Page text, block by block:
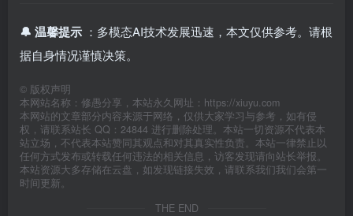
🔔 温馨提示 ：多模态AI技术发展迅速，本文仅供参考。请根
据自身情况谨慎决策。
© 版权声明
本网站名称：修愚分享，本站永久网址：https://xiuyu.com
本网站的文章部分内容来源于网络，仅供大家学习与参考，如有侵
权，请联系站长 QQ：24844 进行删除处理。本站一切资源不代表本
站立场，不代表本站赞同其观点和对其真实性负责。本站一律禁止以
任何方式发布或转载任何违法的相关信息，访客发现请向站长举报。
本站资源大多存储在云盘，如发现链接失效，请联系我们我们会第一
时间更新。
THE END